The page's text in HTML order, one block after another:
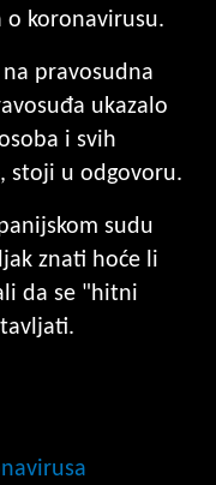
o koronavirusu.
pravosudna
ukazalo
i svih
stoji u odgovoru.
sudu
znati hoće li
da se "hitni